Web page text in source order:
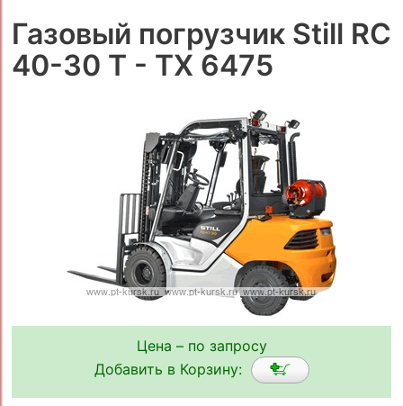
Газовый погрузчик Still RC
40-30 T - TX 6475
Цена – по запросу
Добавить в Корзину: